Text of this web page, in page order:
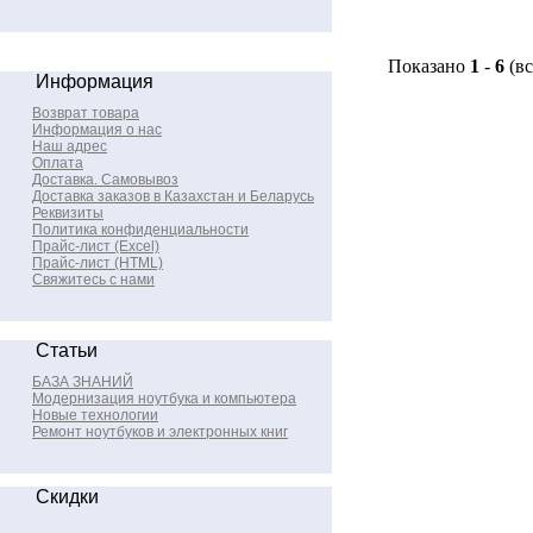
Информация
Возврат товара
Информация о нас
Наш адрес
Оплата
Доставка. Самовывоз
Доставка заказов в Казахстан и Беларусь
Реквизиты
Политика конфиденциальности
Прайс-лист (Excel)
Прайс-лист (HTML)
Свяжитесь с нами
Статьи
БАЗА ЗНАНИЙ
Модернизация ноутбука и компьютера
Новые технологии
Ремонт ноутбуков и электронных книг
Скидки
Показано 1 - 6